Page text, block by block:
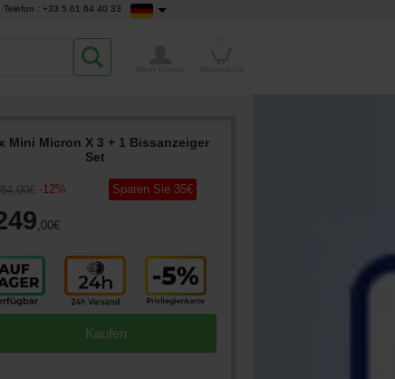
Telefon : +33 5 61 64 40 33
Mini Micron X 3 + 1 Bissanzeiger
Set
,00€ -12%
,00€
Sparen Sie 35€
Kaufen